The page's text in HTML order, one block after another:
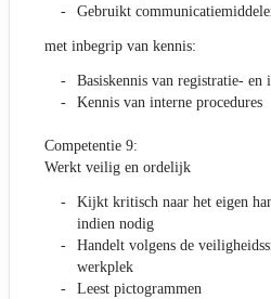
Gebruikt
met inbegrip van kennis:
Basiskennis van registratie- en
Kennis van interne procedures
Competentie 9:
Werkt veilig en ordelijk
Kijkt kritisch naar het eigen
indien nodig
Handelt volgens de
werkplek
Leest pictogrammen